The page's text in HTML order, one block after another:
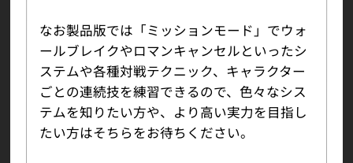
なお製品版では「ミッションモード」でウォ
ールブレイクやロマンキャンセルといったシ
ステムや各種対戦テクニック、キャラクター
ごとの連続技を練習できるので、色々なシス
テムを知りたい方や、より高い実力を目指し
たい方はそちらをお待ちください。